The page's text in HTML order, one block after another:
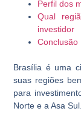
Perfil dos
Qual
investidor
Conclusão
Brasília é uma
suas regiões
para
Norte e a Asa Sul.